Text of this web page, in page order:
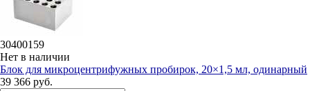
30400159
Нет в наличии
Блок для микроцентрифужных пробирок, 20×1,5 мл, одинарный
39 366 руб.